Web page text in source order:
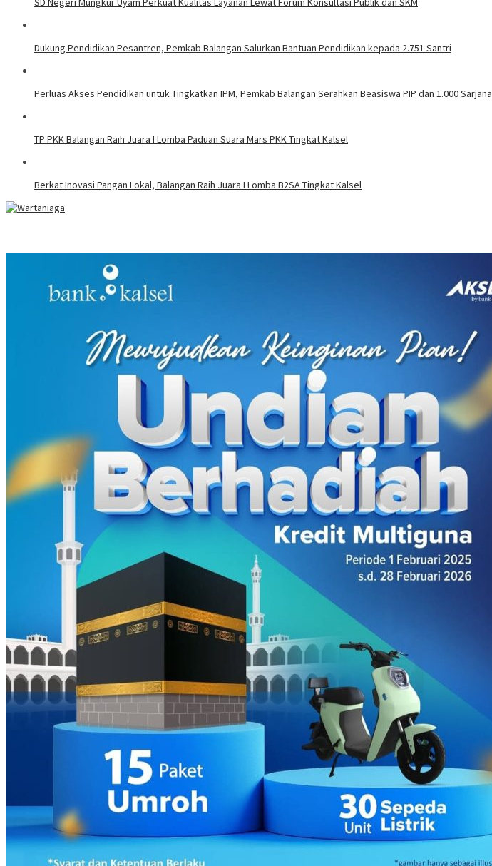
Dukung Pendidikan Pesantren, Pemkab Balangan Salurkan Bantuan Pendidikan kepada 2.751 Santri
Perluas Akses Pendidikan untuk Tingkatkan IPM, Pemkab Balangan Serahkan Beasiswa PIP dan 1.000 Sarjana
TP PKK Balangan Raih Juara I Lomba Paduan Suara Mars PKK Tingkat Kalsel
Berkat Inovasi Pangan Lokal, Balangan Raih Juara I Lomba B2SA Tingkat Kalsel